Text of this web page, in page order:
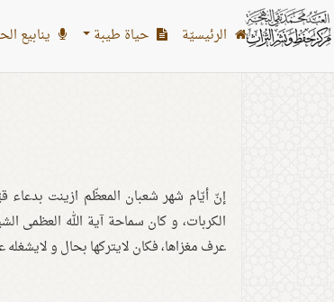
الرئیسیّة حياة طيبة ينابيع
إنّ أيّام شهر شعبان المعظّم ازينت
الكربات، و كان سماحة آية الله العظمى
عرف مغزاها، فكان لايتركها بحال و لايشغله